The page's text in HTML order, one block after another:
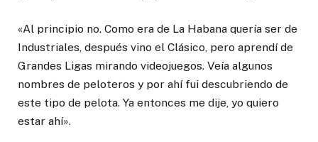
«Al principio no. Como era de La Habana quería ser de
Industriales, después vino el Clásico, pero aprendí de
Grandes Ligas mirando videojuegos. Veía algunos
nombres de peloteros y por ahí fui descubriendo de
este tipo de pelota. Ya entonces me dije, yo quiero
estar ahí».